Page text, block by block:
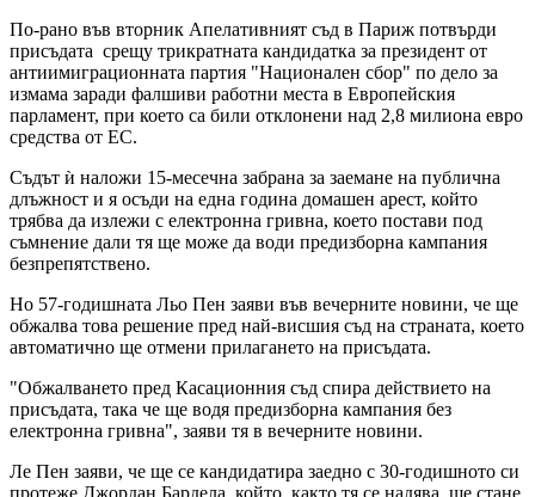
По-рано във вторник Апелативният съд в Париж потвърди
присъдата срещу трикратната кандидатка за президент от
антиимиграционната партия "Национален сбор" по дело за
измама заради фалшиви работни места в Европейския
парламент, при което са били отклонени над 2,8 милиона евро
средства от ЕС.
Съдът ѝ наложи 15-месечна забрана за заемане на публична
длъжност и я осъди на една година домашен арест, който
трябва да излежи с електронна гривна, което постави под
съмнение дали тя ще може да води предизборна кампания
безпрепятствено.
Но 57-годишната Льо Пен заяви във вечерните новини, че ще
обжалва това решение пред най-висшия съд на страната, което
автоматично ще отмени прилагането на присъдата.
"Обжалването пред Касационния съд спира действието на
присъдата, така че ще водя предизборна кампания без
електронна гривна", заяви тя в вечерните новини.
Ле Пен заяви, че ще се кандидатира заедно с 30-годишното си